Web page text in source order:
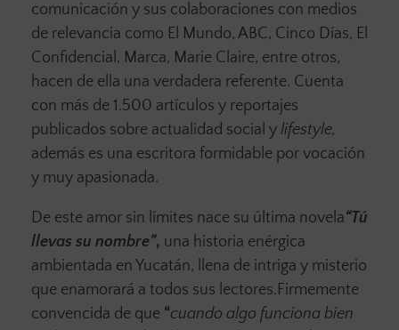
comunicación y sus colaboraciones con medios
de relevancia como El Mundo, ABC, Cinco Días, El
Confidencial, Marca, Marie Claire, entre otros,
hacen de ella una verdadera referente. Cuenta
con más de 1.500 artículos y reportajes
publicados sobre actualidad social y lifestyle,
además es una escritora formidable por vocación
y muy apasionada.
De este amor sin límites nace su última novela“Tú
llevas su nombre”, una historia enérgica
ambientada en Yucatán, llena de intriga y misterio
que enamorará a todos sus lectores.Firmemente
convencida de que “cuando algo funciona bien